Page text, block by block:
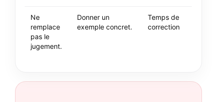
Ne
remplace
pas le
jugement.
Donner un
exemple concret.
Temps de
correction